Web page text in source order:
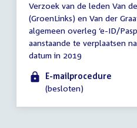
vergadering
tot
14:00
uur
Verzoek van de leden Van
(GroenLinks) en Van der
algemeen overleg ‘e-ID/
aanstaande te verplaatsen
datum in 2019
E-mailprocedure
(besloten)